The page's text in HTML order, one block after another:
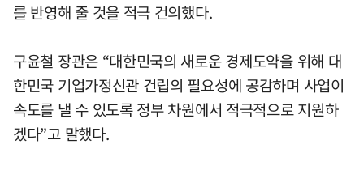
를 반영해 줄 것을 적극 건의했다.
구윤철 장관은 “대한민국의 새로운 경제도약을 위해 대
한민국 기업가정신관 건립의 필요성에 공감하며 사업이
속도를 낼 수 있도록 정부 차원에서 적극적으로 지원하
겠다”고 말했다.